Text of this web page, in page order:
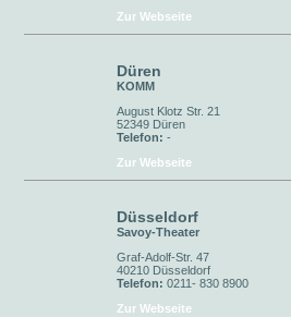
Zur Webseite
Düren
KOMM
August Klotz Str. 21
52349 Düren
Telefon: -
Zur Webseite
Düsseldorf
Savoy-Theater
Graf-Adolf-Str. 47
40210 Düsseldorf
Telefon: 0211- 830 8900
Zur Webseite